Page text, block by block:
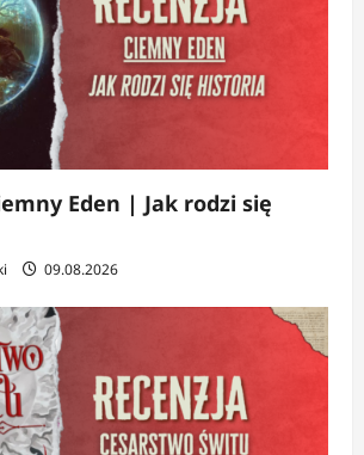
Eden | Jak rodzi się
09.08.2026